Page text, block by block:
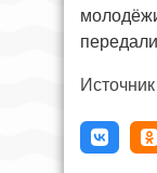
Источник